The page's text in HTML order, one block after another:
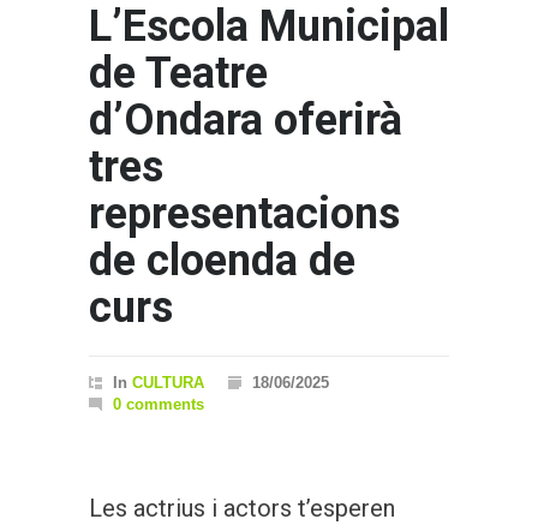
L’Escola Municipal
de Teatre
d’Ondara oferirà
tres
representacions
de cloenda de
curs
In CULTURA
18/06/2025
0 comments
Les actrius i actors t’esperen